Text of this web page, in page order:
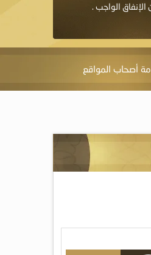
الإنفاق الواجب .
أصحاب المواقع